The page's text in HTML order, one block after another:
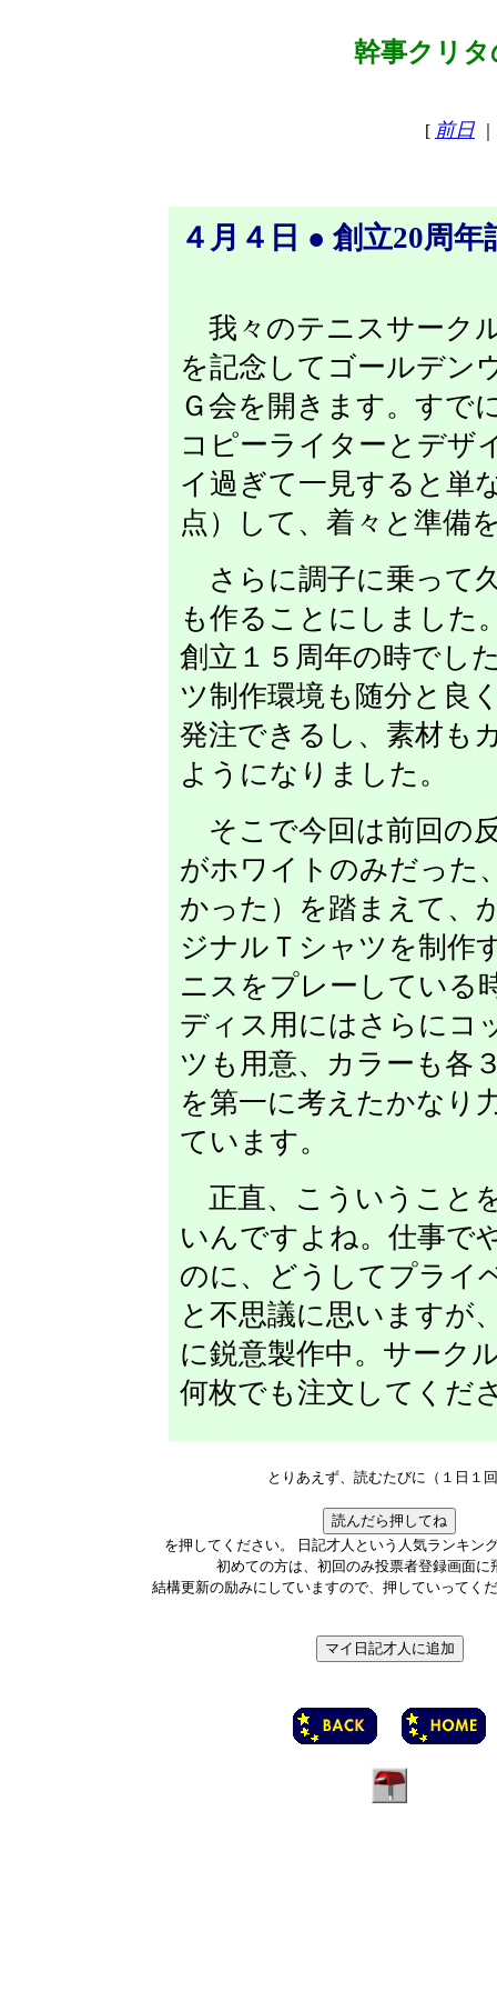
幹事クリタ
[ 前日
４月４日 ● 創立20周
我々のテニスサーク
を記念してゴールデン
Ｇ会を開きます。すで
コピーライターとデザ
イ過ぎて一見すると単
点）して、着々と準備
さらに調子に乗って
も作ることにしました
創立１５周年の時でし
ツ制作環境も随分と良
発注できるし、素材も
ようになりました。
そこで今回は前回の
がホワイトのみだった
かった）を踏まえて、
ジナルＴシャツを制作
ニスをプレーしている
ディス用にはさらにコ
ツも用意、カラーも各
を第一に考えたかなり
ています。
正直、こういうこと
いんですよね。仕事で
のに、どうしてプライ
と不思議に思いますが
に鋭意製作中。サーク
何枚でも注文してくだ
とりあえず、読むたびに（１日１
を押してください。 日記才人という人気ランキン
初めての方は、初回のみ投票者登録画面に
結構更新の励みにしていますので、押していってく